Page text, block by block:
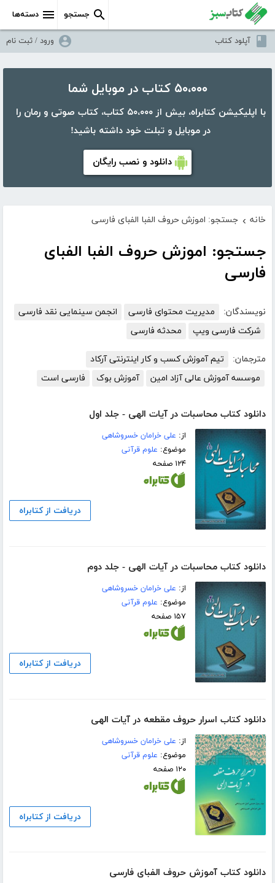
دسته‌ها جستجو
آپلود کتاب ورود / ثبت نام
۵۰،۰۰۰ کتاب در موبایل شما
با اپلیکیشن کتابراه، بیش از ۵۰،۰۰۰ کتاب، کتاب صوتی و رمان را
در موبایل و تبلت خود داشته باشید!
دانلود و نصب رایگان
خانه › جستجو: اموزش حروف الفبا الفبای فارسی
جستجو: اموزش حروف الفبا الفبای
فارسی
نویسندگان: مدیریت محتوای فارسی
انجمن سینمایی نقد فارسی
شرکت فارسی ویپ
محدثه فارسی
مترجمان:
تیم آموزش کسب و کار اینترنتی آرکاد
موسسه آموزش عالی آزاد امین
آموزش بوک فارسی است
دانلود کتاب محاسبات در آیات الهی - جلد اول
از: علی خرامان خسروشاهی
موضوع: علوم قرآنی
۱۲۴ صفحه
دریافت از کتابراه
دانلود کتاب محاسبات در آیات الهی - جلد دوم
از: علی خرامان خسروشاهی
موضوع: علوم قرآنی
۱۵۷ صفحه
دریافت از کتابراه
دانلود کتاب اسرار حروف مقطعه در آیات الهی
از: علی خرامان خسروشاهی
موضوع: علوم قرآنی
۱۲۰ صفحه
دریافت از کتابراه
دانلود کتاب آموزش حروف الفبای فارسی